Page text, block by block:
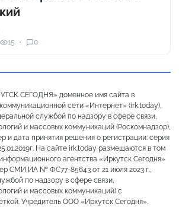
15 0
СЕГОДНЯ» доменное имя сайта в
сети «Интернет» (irk.today),
службой по надзору в сфере связи,
и массовых коммуникаций (Роскомнадзор),
и дата принятия решения о регистрации: серия
На сайте irk.today размещаются в том
агентства «Иркутск Сегодня»
СМИ ИА № ФС77-85643 от 21 июля 2023 г.,
по надзору в сфере связи,
и массовых коммуникаций) с
Учредитель ООО «Иркутск Сегодня».